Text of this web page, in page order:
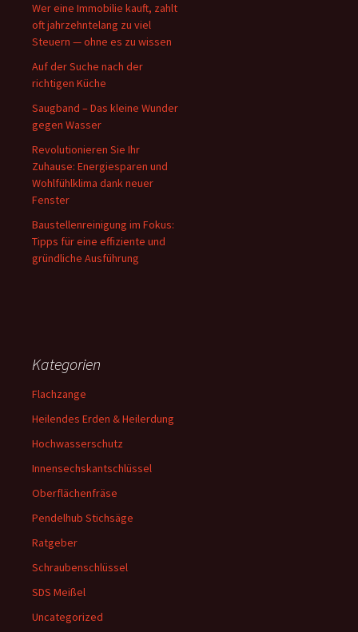
Wer eine Immobilie kauft, zahlt
oft jahrzehntelang zu viel
Steuern — ohne es zu wissen
Auf der Suche nach der
richtigen Küche
Saugband – Das kleine Wunder
gegen Wasser
Revolutionieren Sie Ihr
Zuhause: Energiesparen und
Wohlfühlklima dank neuer
Fenster
Baustellenreinigung im Fokus:
Tipps für eine effiziente und
gründliche Ausführung
Kategorien
Flachzange
Heilendes Erden & Heilerdung
Hochwasserschutz
Innensechskantschlüssel
Oberflächenfräse
Pendelhub Stichsäge
Ratgeber
Schraubenschlüssel
SDS Meißel
Uncategorized